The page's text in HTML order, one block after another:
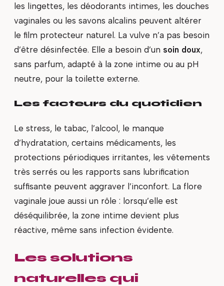
les lingettes, les déodorants intimes, les douches
vaginales ou les savons alcalins peuvent altérer
le film protecteur naturel. La vulve n’a pas besoin
d’être désinfectée. Elle a besoin d’un soin doux,
sans parfum, adapté à la zone intime ou au pH
neutre, pour la toilette externe.
Les facteurs du quotidien
Le stress, le tabac, l’alcool, le manque
d’hydratation, certains médicaments, les
protections périodiques irritantes, les vêtements
très serrés ou les rapports sans lubrification
suffisante peuvent aggraver l’inconfort. La flore
vaginale joue aussi un rôle : lorsqu’elle est
déséquilibrée, la zone intime devient plus
réactive, même sans infection évidente.
Les solutions
naturelles qui